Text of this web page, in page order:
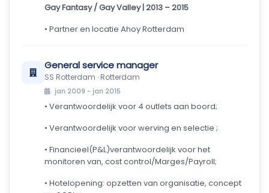
Gay Fantasy / Gay Valley | 2013 – 2015
• Partner en locatie Ahoy Rotterdam
General service manager
SS Rotterdam · Rotterdam
jan 2009 - jan 2015
• Verantwoordelijk voor 4 outlets aan boord;
• Verantwoordelijk voor werving en selectie ;
• Financieel(P&L)verantwoordelijk voor het
monitoren van, cost control/Marges/Payroll;
• Hotelopening: opzetten van organisatie, concept